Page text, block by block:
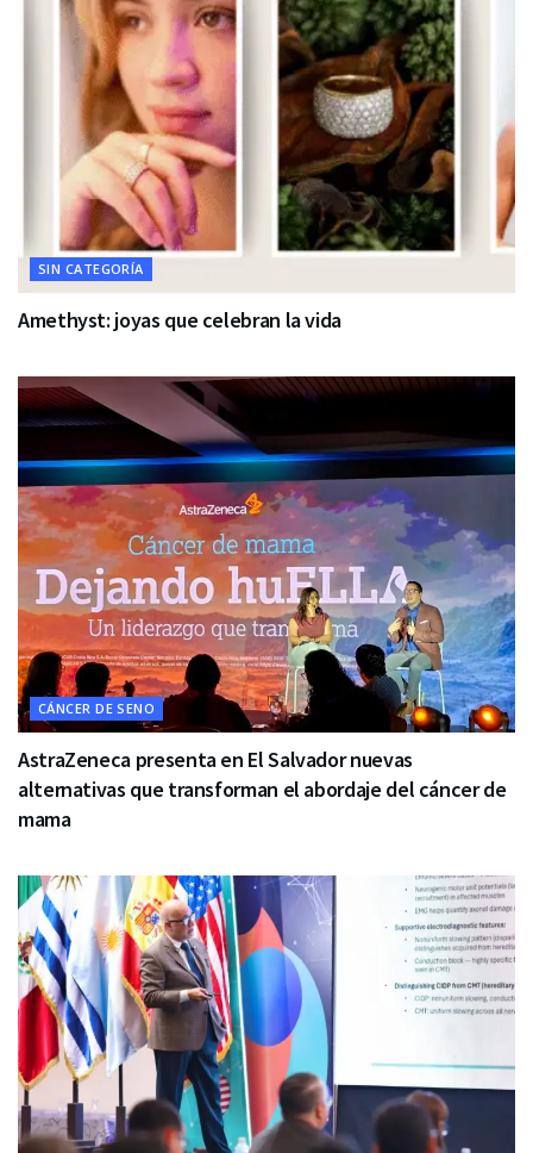
SIN CATEGORÍA
Amethyst: joyas que celebran la vida
CÁNCER DE SENO
AstraZeneca presenta en El Salvador nuevas
alternativas que transforman el abordaje del cáncer de
mama